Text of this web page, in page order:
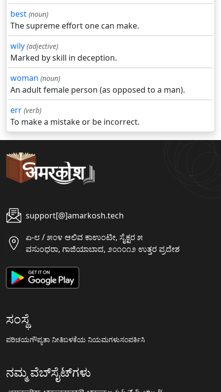
best (noun)
The supreme effort one can make.
wily (adjective)
Marked by skill in deception.
woman (noun)
An adult female person (as opposed to a man).
err (verb)
To make a mistake or be incorrect.
support[@]amarkosh.tech
ಏ-೮ / ೫೦೪ ಆಲಿವ ಕಾಉಂಟೀ, ಸೈಕ್ಟರ ೫
ವಸುಂಧರಾ, ಗಾಜಿಯಾಬಾದ, ೨೦೧೦೧೨ ಉತ್ತರ ಪ್ರದೇಶ
ಸಂಸ್ಥೆ
ಪರಿಚಯಗೌಪ್ಯತಾ ನೀತಿಬಳಕೆಯ ನಿಯಮಗಳುಸಂಪರ್ಕಿಸಿ
ನಮ್ಮ ವೆಬ್‌ಸೈಟ್‌ಗಳು